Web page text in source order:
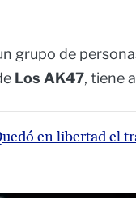
grupo de
Los AK47, tiene
en libertad el